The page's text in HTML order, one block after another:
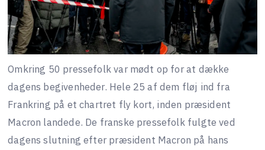
Omkring 50 pressefolk var mødt op for at dække
dagens begivenheder. Hele 25 af dem fløj ind fra
Frankring på et chartret fly kort, inden præsident
Macron landede. De franske pressefolk fulgte ved
dagens slutning efter præsident Macron på hans